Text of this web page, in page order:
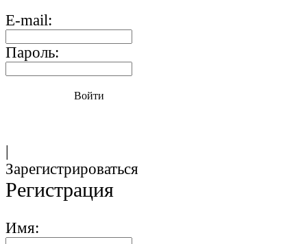
E-mail:
Пароль:
Войти
|
Зарегистрироваться
Регистрация
Имя: